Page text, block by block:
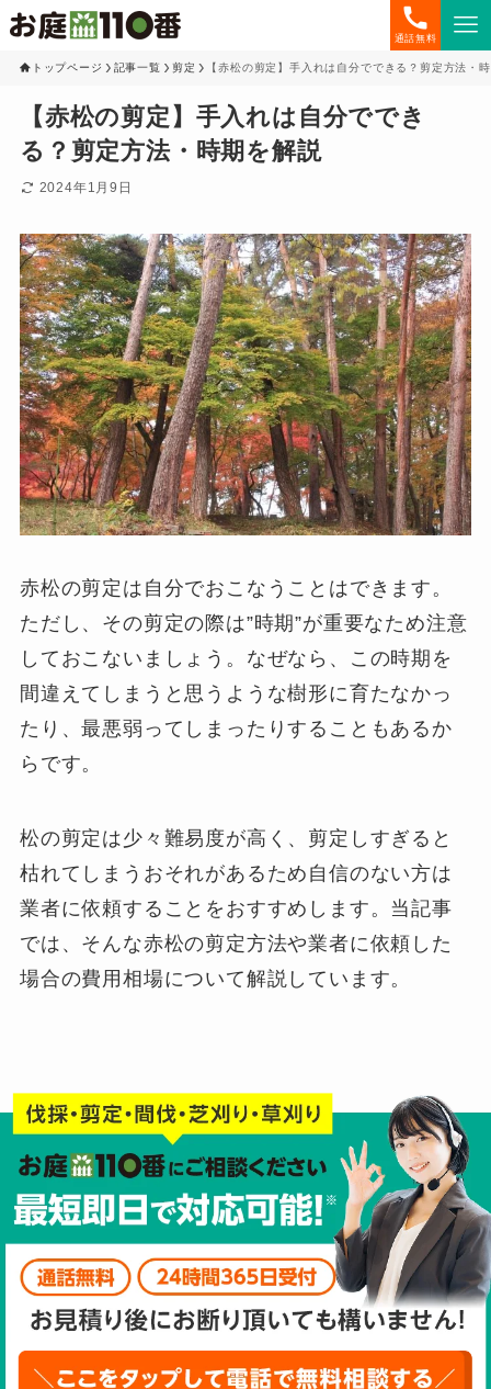
通話無料
トップページ 記事一覧 剪定 【赤松の剪定】手入れは自分でできる？剪定方法・
【赤松の剪定】手入れは自分ででき
る？剪定方法・時期を解説
2024年1月9日
赤松の剪定は自分でおこなうことはできます。
ただし、その剪定の際は”時期”が重要なため注意
しておこないましょう。なぜなら、この時期を
間違えてしまうと思うような樹形に育たなかっ
たり、最悪弱ってしまったりすることもあるか
らです。
松の剪定は少々難易度が高く、剪定しすぎると
枯れてしまうおそれがあるため自信のない方は
業者に依頼することをおすすめします。当記事
では、そんな赤松の剪定方法や業者に依頼した
場合の費用相場について解説しています。